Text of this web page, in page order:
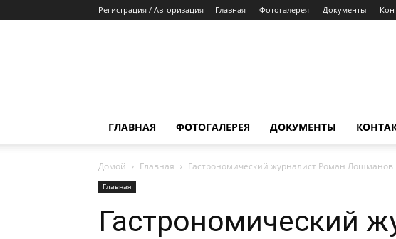
Регистрация / Авторизация Главная Фотогалерея Документы
ГЛАВНАЯ ФОТОГАЛЕРЕЯ ДОКУМЕНТЫ
Домой Главная Гастрономический журналист Роман
Главная
Гастрономический